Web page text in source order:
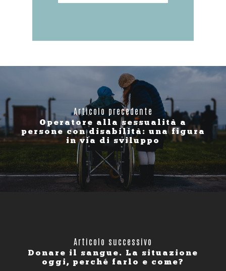
Articolo precedente
Operatore alla sessualità a
persone con disabilità: una figura
in via di sviluppo
Articolo successivo
Donare il sangue. La situazione
oggi, perché farlo e come?